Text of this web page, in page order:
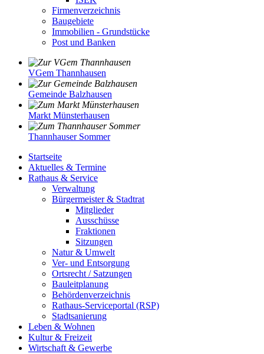
Firmenverzeichnis
Baugebiete
Immobilien - Grundstücke
Post und Banken
VGem Thannhausen
Gemeinde Balzhausen
Markt Münsterhausen
Thannhauser Sommer
Startseite
Aktuelles & Termine
Rathaus & Service
Verwaltung
Bürgermeister & Stadtrat
Mitglieder
Ausschüsse
Fraktionen
Sitzungen
Natur & Umwelt
Ver- und Entsorgung
Ortsrecht / Satzungen
Bauleitplanung
Behördenverzeichnis
Rathaus-Serviceportal (RSP)
Stadtsanierung
Leben & Wohnen
Kultur & Freizeit
Wirtschaft & Gewerbe